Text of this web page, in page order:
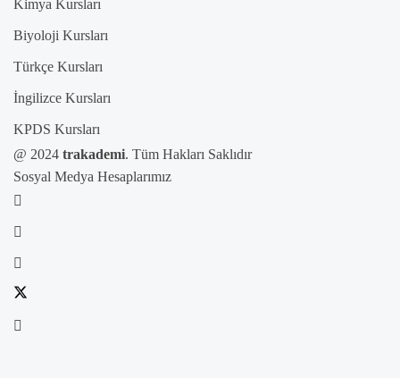
Kimya Kursları
Biyoloji Kursları
Türkçe Kursları
İngilizce Kursları
KPDS Kursları
@ 2024 trakademi. Tüm Hakları Saklıdır
Sosyal Medya Hesaplarımız